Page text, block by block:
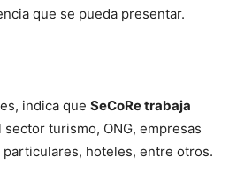
que se pueda presentar.
indica que SeCoRe trabaja
sector turismo, ONG, empresas
hoteles, entre otros.